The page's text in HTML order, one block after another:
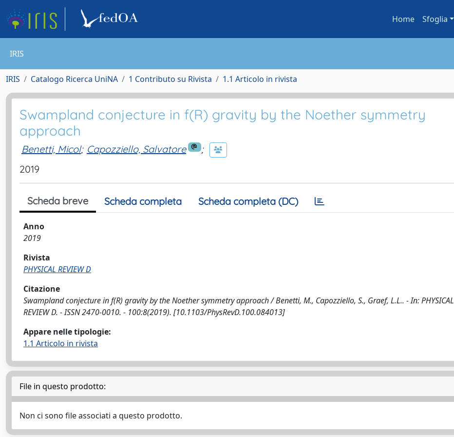
Home Sfoglia
IRIS
IRIS Catalogo Ricerca UniNA 1 Contributo su Rivista 1.1 Articolo in rivista
Swampland conjecture in f(R) gravity by the Noether symmetry
approach
Benetti, Micol; Capozziello, Salvatore
;
2019
Scheda breve Scheda completa Scheda completa (DC)
Anno
2019
Rivista
PHYSICAL REVIEW D
Citazione
Swampland conjecture in f(R) gravity by the Noether symmetry approach / Benetti, M., Capozziello, S., Graef, L.L.. - In: PHYSICAL
REVIEW D. - ISSN 2470-0010. - 100:8(2019). [10.1103/PhysRevD.100.084013]
Appare nelle tipologie:
1.1 Articolo in rivista
File in questo prodotto:
Non ci sono file associati a questo prodotto.